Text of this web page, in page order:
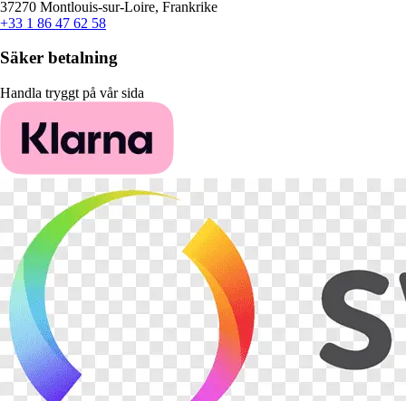
37270 Montlouis-sur-Loire, Frankrike
+33 1 86 47 62 58
Säker betalning
Handla tryggt på vår sida